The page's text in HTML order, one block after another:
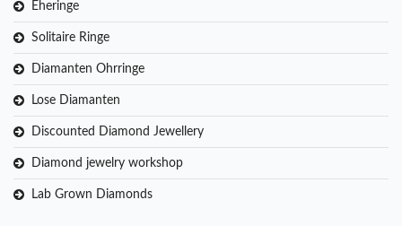
Eheringe
Solitaire Ringe
Diamanten Ohrringe
Lose Diamanten
Discounted Diamond Jewellery
Diamond jewelry workshop
Lab Grown Diamonds